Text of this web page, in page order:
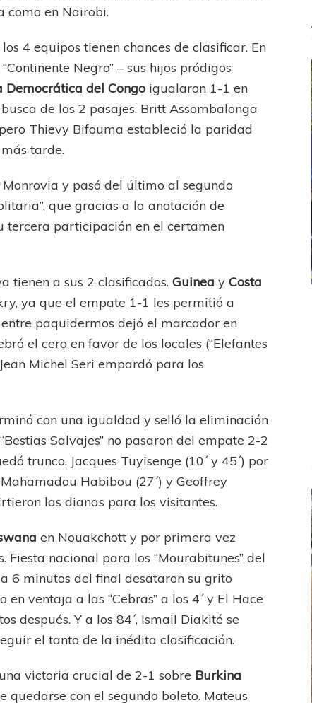
como en Nairobi.
4 equipos tienen chances de clasificar. En
Negro” – sus hijos pródigos
Democrática del Congo igualaron 1-1 en
de los 2 pasajes. Britt Assombalonga
Thievy Bifouma estableció la paridad
tarde.
Monrovia y pasó del último al segundo
que gracias a la anotación de
tercera participación en el certamen
tienen a sus 2 clasificados.Guinea yCosta
ya que el empate 1-1 les permitió a
paquidermos dejó el marcador en
el cero en favor de los locales (“Elefantes
Michel Seri empardó para los
con una igualdad y selló la eliminación
Salvajes” no pasaron del empate 2-2
trunco. Jacques Tuyisenge (10´ y 45´) por
Habibou (27´) y Geoffrey
las dianas para los visitantes.
en Nouakchott y por primera vez
nacional para los “Mourabitunes” del
6 minutos del final desataron su grito
en ventaja a las “Cebras” a los 4´ y El Hace
después. Y a los 84´, Ismail Diakité se
el tanto de la inédita clasificación.
victoria crucial de 2-1 sobre Burkina
quedarse con el segundo boleto. Mateus
LANÚS UEFA CHAMPIONS LEAGUE
PSG celebró el bicampeonato